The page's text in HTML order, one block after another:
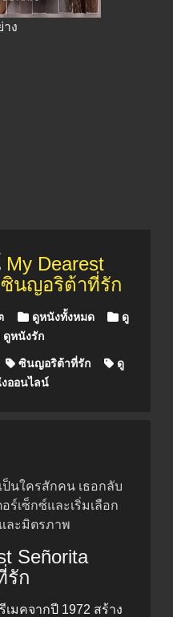
าง
My Dearest
ซินญอริต้าที่รัก
ดูหนังทั้งหมด
ดู
ดูหนังรัก
ซินญอริต้าที่รัก
ดู
ออนไลน์
ป็นใครสักคน เธอกลับ
ร์เซ็กซ์และเริ่มเลือก
ละมิตรภาพ
Señorita
รัก
มคจากปี 1972 สร้าง